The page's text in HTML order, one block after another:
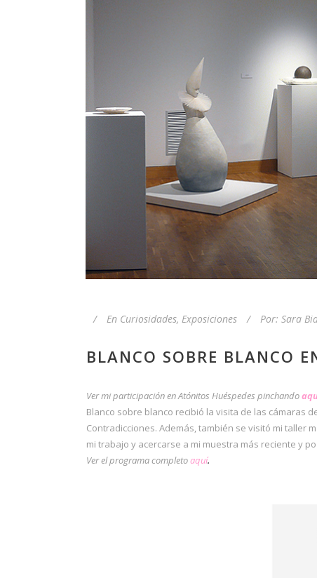
En Curiosidades, Exposiciones Por: Sara
BLANCO SOBRE BLANCO
Ver mi participación en Atónitos Huéspedes pinchando
Blanco sobre blanco recibió la visita de las cámaras
Contradicciones. Además, también se visitó mi taller
mi trabajo y acercarse a mi muestra más reciente y
Ver el programa completoaquí.